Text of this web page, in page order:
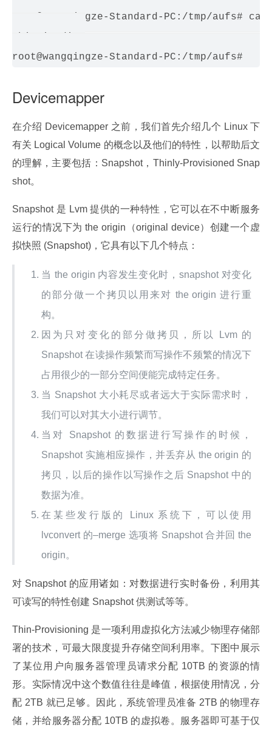
root@wangqingze-Standard-PC:/tmp/aufs#
Devicemapper
在介绍 Devicemapper 之前，我们首先介绍几个 Linux 下
有关 Logical Volume 的概念以及他们的特性，以帮助后文
的理解，主要包括：Snapshot，Thinly-Provisioned Snap
shot。
Snapshot 是 Lvm 提供的一种特性，它可以在不中断服务
运行的情况下为 the origin（original device）创建一个虚
拟快照 (Snapshot)，它具有以下几个特点：
当 the origin 内容发生变化时，snapshot 对变化
的部分做一个拷贝以用来对 the origin 进行重
构。
因为只对变化的部分做拷贝，所以 Lvm 的
Snapshot 在读操作频繁而写操作不频繁的情况下
占用很少的一部分空间便能完成特定任务。
当 Snapshot 大小耗尽或者远大于实际需求时，
我们可以对其大小进行调节。
当对 Snapshot 的数据进行写操作的时候，
Snapshot 实施相应操作，并丢弃从 the origin 的
拷贝，以后的操作以写操作之后 Snapshot 中的
数据为准。
在某些发行版的 Linux 系统下，可以使用
lvconvert 的–merge 选项将 Snapshot 合并回 the
origin。
对 Snapshot 的应用诸如：对数据进行实时备份，利用其
可读写的特性创建 Snapshot 供测试等等。
Thin-Provisioning 是一项利用虚拟化方法减少物理存储部
署的技术，可最大限度提升存储空间利用率。下图中展示
了某位用户向服务器管理员请求分配 10TB 的资源的情
形。实际情况中这个数值往往是峰值，根据使用情况，分
配 2TB 就已足够。因此，系统管理员准备 2TB 的物理存
储，并给服务器分配 10TB 的虚拟卷。服务器即可基于仅